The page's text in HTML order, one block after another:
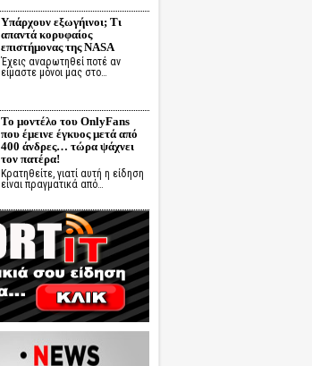
Υπάρχουν εξωγήινοι; Τι
απαντά κορυφαίος
επιστήμονας της NASA
Έχεις αναρωτηθεί ποτέ αν
είμαστε μόνοι μας στο…
Το μοντέλο του OnlyFans
που έμεινε έγκυος μετά από
400 άνδρες… τώρα ψάχνει
τον πατέρα!
Κρατηθείτε, γιατί αυτή η είδηση
είναι πραγματικά από…